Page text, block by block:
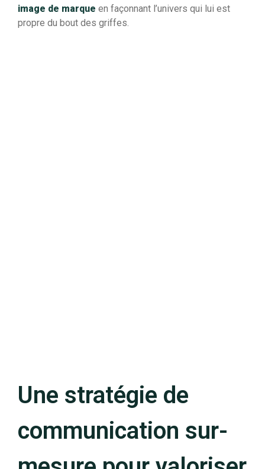
image de marque en façonnant l’univers qui lui est
propre du bout des griffes.
Une stratégie de
communication sur-